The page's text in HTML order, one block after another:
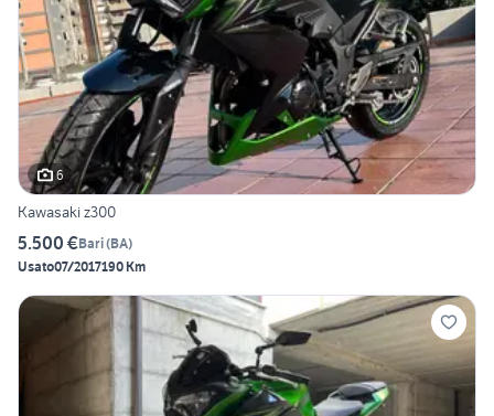
6
Kawasaki z300
5.500 €Bari(BA)
Usato07/2017190 Km